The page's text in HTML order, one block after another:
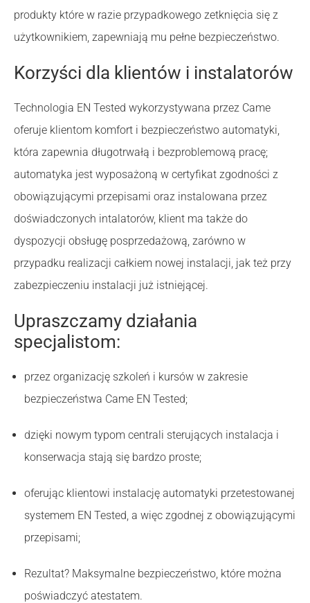
produkty które w razie przypadkowego zetknięcia się z
użytkownikiem, zapewniają mu pełne bezpieczeństwo.
Korzyści dla klientów i instalatorów
Technologia EN Tested wykorzystywana przez Came
oferuje klientom komfort i bezpieczeństwo automatyki,
która zapewnia długotrwałą i bezproblemową pracę;
automatyka jest wyposażoną w certyfikat zgodności z
obowiązującymi przepisami oraz instalowana przez
doświadczonych intalatorów, klient ma także do
dyspozycji obsługę posprzedażową, zarówno w
przypadku realizacji całkiem nowej instalacji, jak też przy
zabezpieczeniu instalacji już istniejącej.
Upraszczamy działania
specjalistom:
przez organizację szkoleń i kursów w zakresie
bezpieczeństwa Came EN Tested;
dzięki nowym typom centrali sterujących instalacja i
konserwacja stają się bardzo proste;
oferując klientowi instalację automatyki przetestowanej
systemem EN Tested, a więc zgodnej z obowiązującymi
przepisami;
Rezultat? Maksymalne bezpieczeństwo, które można
poświadczyć atestatem.